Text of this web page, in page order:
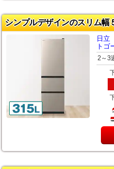
シンプルデザインのスリム幅
日
ト
2～3